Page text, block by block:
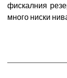
фискалния
много ниски